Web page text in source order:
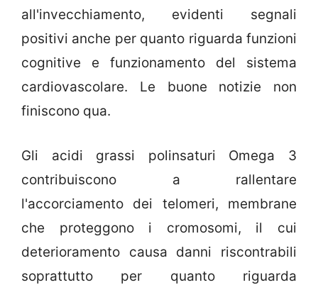
all'invecchiamento, evidenti segnali
positivi anche per quanto riguarda funzioni
cognitive e funzionamento del sistema
cardiovascolare. Le buone notizie non
finiscono qua.
Gli acidi grassi polinsaturi Omega 3
contribuiscono a rallentare
l'accorciamento dei telomeri, membrane
che proteggono i cromosomi, il cui
deterioramento causa danni riscontrabili
soprattutto per quanto riguarda